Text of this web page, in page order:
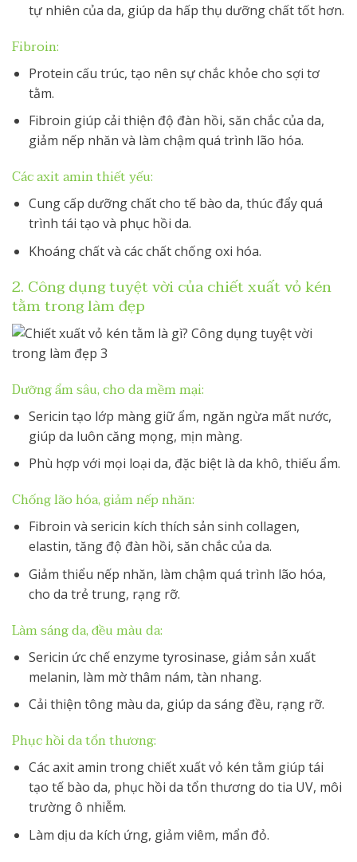
tự nhiên của da, giúp da hấp thụ dưỡng chất tốt hơn.
Fibroin:
Protein cấu trúc, tạo nên sự chắc khỏe cho sợi tơ
tằm.
Fibroin giúp cải thiện độ đàn hồi, săn chắc của da,
giảm nếp nhăn và làm chậm quá trình lão hóa.
Các axit amin thiết yếu:
Cung cấp dưỡng chất cho tế bào da, thúc đẩy quá
trình tái tạo và phục hồi da.
Khoáng chất và các chất chống oxi hóa.
2. Công dụng tuyệt vời của chiết xuất vỏ kén
tằm trong làm đẹp
Dưỡng ẩm sâu, cho da mềm mại:
Sericin tạo lớp màng giữ ẩm, ngăn ngừa mất nước,
giúp da luôn căng mọng, mịn màng.
Phù hợp với mọi loại da, đặc biệt là da khô, thiếu ẩm.
Chống lão hóa, giảm nếp nhăn:
Fibroin và sericin kích thích sản sinh collagen,
elastin, tăng độ đàn hồi, săn chắc của da.
Giảm thiểu nếp nhăn, làm chậm quá trình lão hóa,
cho da trẻ trung, rạng rỡ.
Làm sáng da, đều màu da:
Sericin ức chế enzyme tyrosinase, giảm sản xuất
melanin, làm mờ thâm nám, tàn nhang.
Cải thiện tông màu da, giúp da sáng đều, rạng rỡ.
Phục hồi da tổn thương:
Các axit amin trong chiết xuất vỏ kén tằm giúp tái
tạo tế bào da, phục hồi da tổn thương do tia UV, môi
trường ô nhiễm.
Làm dịu da kích ứng, giảm viêm, mẩn đỏ.